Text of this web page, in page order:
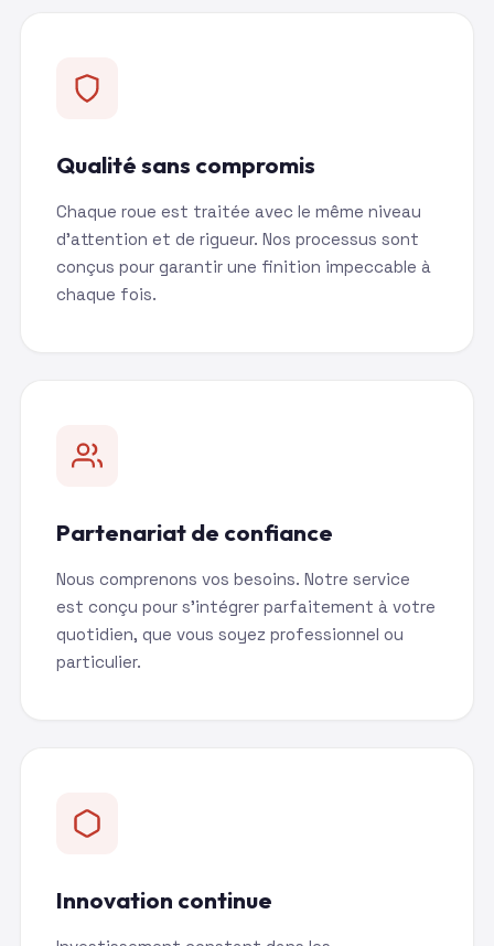
Qualité sans compromis
Chaque roue est traitée avec le même niveau
d'attention et de rigueur. Nos processus sont
conçus pour garantir une finition impeccable à
chaque fois.
Partenariat de confiance
Nous comprenons vos besoins. Notre service
est conçu pour s'intégrer parfaitement à votre
quotidien, que vous soyez professionnel ou
particulier.
Innovation continue